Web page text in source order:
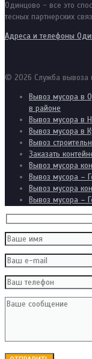
Одинцово - все это
тесных партнерских
Адреса и телефоны
© 2026 Служба вывоза
Вывоз мусора в
в районе
Вывоз мусора в
Вывоз мусора в
Вывоз
Заказать
Вывоз мусора
Вывоз мусора –
Вывоз мусора
Вывоз мусора –